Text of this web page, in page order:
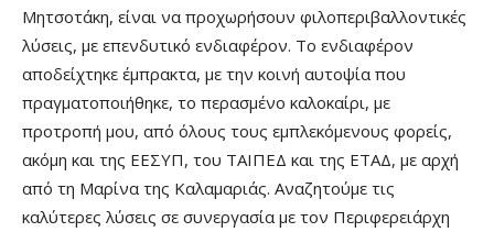
Μητσοτάκη, είναι να προχωρήσουν φιλοπεριβαλλοντικές
λύσεις, με επενδυτικό ενδιαφέρον. Το ενδιαφέρον
αποδείχτηκε έμπρακτα, με την κοινή αυτοψία που
πραγματοποιήθηκε, το περασμένο καλοκαίρι, με
προτροπή μου, από όλους τους εμπλεκόμενους φορείς,
ακόμη και της ΕΕΣΥΠ, του ΤΑΙΠΕΔ και της ΕΤΑΔ, με αρχή
από τη Μαρίνα της Καλαμαριάς. Αναζητούμε τις
καλύτερες λύσεις σε συνεργασία με τον Περιφερειάρχη